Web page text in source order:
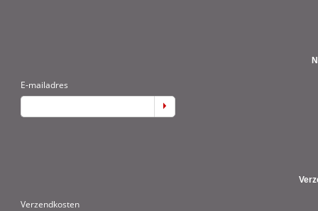
E-mailadres
Verzendkosten